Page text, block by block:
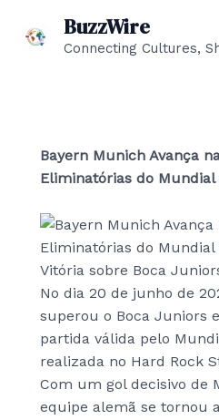
BuzzWire
Connecting Cultures,
Bayern Munich Avança
Eliminatórias do Mundial
No dia 20 de junho de
superou o Boca Juniors
partida válida pelo
realizada no Hard Rock
Com um gol decisivo de
equipe alemã se tornou